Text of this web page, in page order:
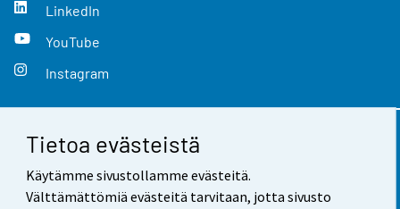
Tietoa evästeistä
Käytämme sivustollamme evästeitä.
Välttämättömiä evästeitä tarvitaan, jotta sivusto
LinkedIn
YouTube
Instagram
Yhteystiedot
Palaute